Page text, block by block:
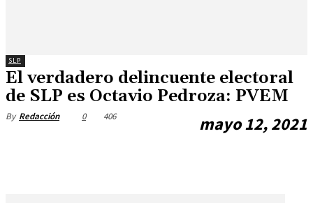
SLP
El verdadero delincuente electoral
de SLP es Octavio Pedroza: PVEM
By Redacción mayo 12, 2021
0 406